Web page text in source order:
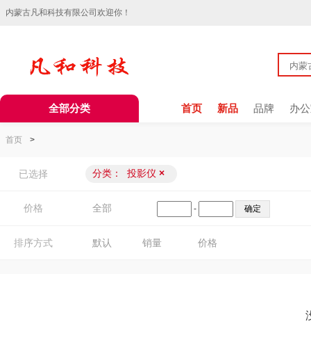
内蒙古凡和科技有限公司欢迎你！
全部分类 首页 新品 品牌 办
首页 >
已选择 分类： 投影仪 ×
价格 全部 -
排序方式 默认 销量 价格